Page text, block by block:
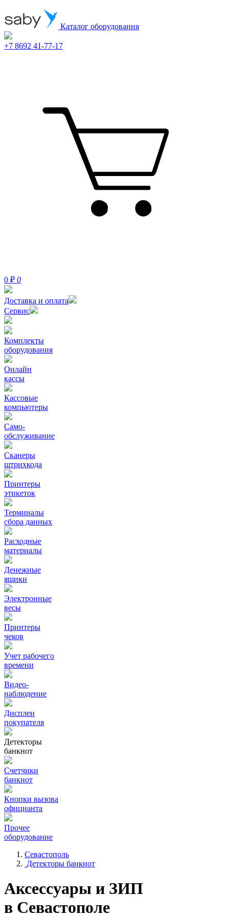
Каталог оборудования
+7 8692 41-77-17
0 ₽ 0
Доставка и оплата
Сервис
Комплекты
оборудования
Онлайн
кассы
Кассовые
компьютеры
Само-
обслуживание
Сканеры
штрихкода
Принтеры
этикеток
Терминалы
сбора данных
Расходные
материалы
Денежные
ящики
Электронные
весы
Принтеры
чеков
Учет рабочего
времени
Видео‑
наблюдение
Дисплеи
покупателя
Детекторы
банкнот
Счетчики
банкнот
Кнопки вызова
официанта
Прочее
оборудование
Севастополь
Детекторы банкнот
Аксессуары и ЗИП
в Севастополе